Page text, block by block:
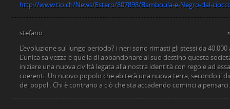
http://www.tio.ch/News/Estero/807898/Bamboula-e-Negro-dal-
stefano
L’evoluzione sul lungo periodo? i neri sono rimasti gli stessi da 40.000
L’unica salvezza è quella di abbandonare al suo destino questa
iniziare una nuova civiltà legata alla nostra identità con regole ad
coerenti. Un nuovo popolo che abiterà una nuova terra, secondo il
dei popoli. Chi è contrario a ciò che sta accadendo cominci a pensarci.